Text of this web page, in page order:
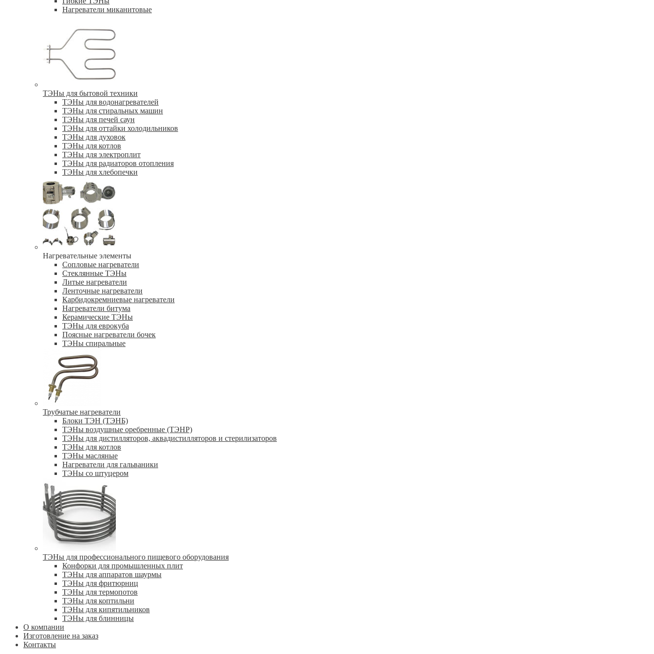
Нагреватели миканитовые
ТЭНы для бытовой техники
ТЭНы для водонагревателей
ТЭНы для стиральных машин
ТЭНы для печей саун
ТЭНы для оттайки холодильников
ТЭНы для духовок
ТЭНы для котлов
ТЭНы для электроплит
ТЭНы для радиаторов отопления
ТЭНы для хлебопечки
Нагревательные элементы
Сопловые нагреватели
Стеклянные ТЭНы
Литые нагреватели
Ленточные нагреватели
Карбидокремниевые нагреватели
Нагреватели битума
Керамические ТЭНы
ТЭНы для еврокуба
Поясные нагреватели бочек
ТЭНы спиральные
Трубчатые нагреватели
Блоки ТЭН (ТЭНБ)
ТЭНы воздушные оребренные (ТЭНР)
ТЭНы для дистилляторов, аквадистилляторов и стерилизаторов
ТЭНы для котлов
ТЭНы масляные
Нагреватели для гальваники
ТЭНы со штуцером
ТЭНы для профессионального пищевого оборудования
Конфорки для промышленных плит
ТЭНы для аппаратов шаурмы
ТЭНы для фритюрниц
ТЭНы для термопотов
ТЭНы для коптильни
ТЭНы для кипятильников
ТЭНы для блинницы
О компании
Изготовление на заказ
Контакты